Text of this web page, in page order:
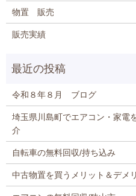
物置 販売
販売実績
令和８年８月 ブログ
埼玉県川島町でエアコン・家電
介
自転車の無料回収/持ち込み
中古物置を買うメリット＆デメ